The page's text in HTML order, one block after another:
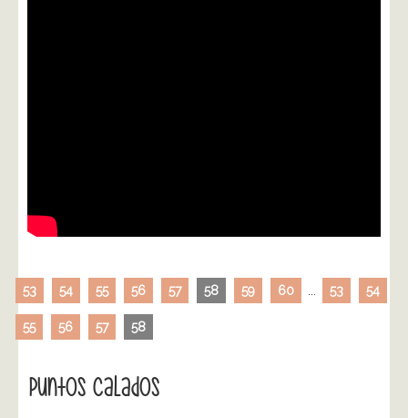
53 54 55 56 57 58 59 60 53 54
55 56 57 58
Puntos Calados